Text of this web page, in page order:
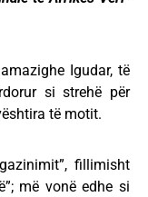
Igudar, të
si strehë për
të motit.
fillimisht
më vonë edhe si